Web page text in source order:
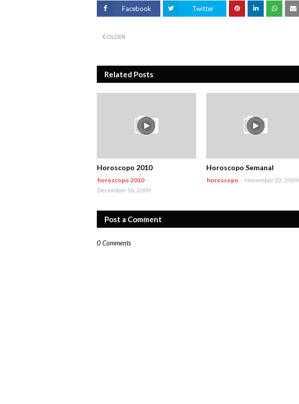
Facebook Twitter
OLDER
Related Posts
Horoscopo 2010
horoscopo 2010 -
December 16, 2009
Horoscopo Semanal
horoscopo - November 22, 2009
Post a Comment
0 Comments